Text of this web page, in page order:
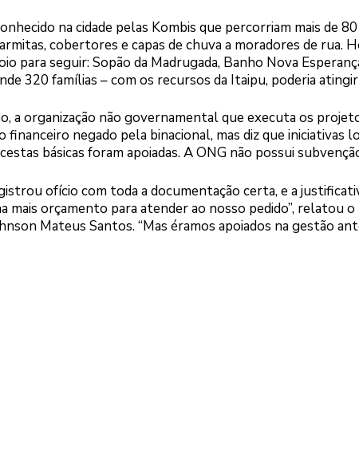
na cidade pelas Kombis que percorriam mais de
cobertores e capas de chuva a moradores de rua.
para seguir: Sopão da Madrugada, Banho Nova
320 famílias – com os recursos da Itaipu, poderia
a organização não governamental que executa os
financeiro negado pela binacional, mas diz que iniciativas
básicas foram apoiadas. A ONG não possui
ofício com toda a documentação certa, e a
mais orçamento para atender ao nosso pedido”, relatou
Mateus Santos. “Mas éramos apoiados na gestão